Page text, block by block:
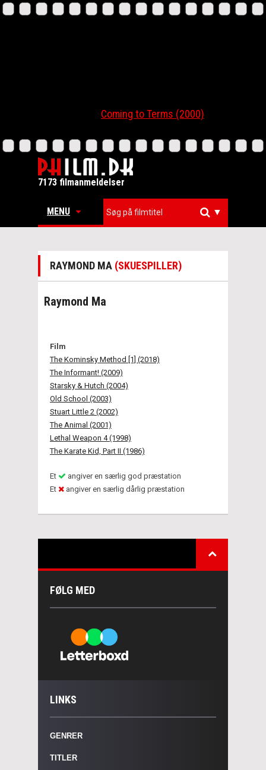
Coming to Terms (2000)
7173 filmanmeldelser
MENU ▼
RAYMOND MA (SKUESPILLER)
Raymond Ma
Film
The Kominsky Method [1] (2018)
The Informant! (2009)
Starsky & Hutch (2004)
Old School (2003)
Stuart Little 2 (2002)
The Animal (2001)
Lethal Weapon 4 (1998)
The Karate Kid, Part II (1986)
Et
angiver en særlig god præstation
Et
angiver en særlig dårlig præstation
FØLG MED
LINKS
GENRER
TITLER